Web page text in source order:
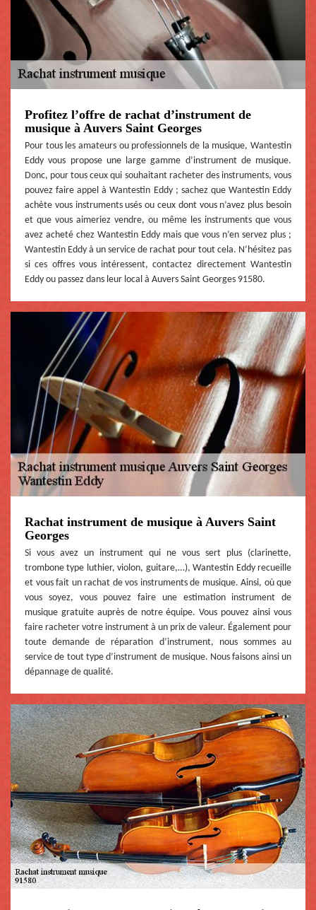
Profitez l’offre de rachat d’instrument de
musique à Auvers Saint Georges
Pour tous les amateurs ou professionnels de la musique, Wantestin
Eddy vous propose une large gamme d’instrument de musique.
Donc, pour tous ceux qui souhaitant racheter des instruments, vous
pouvez faire appel à Wantestin Eddy ; sachez que Wantestin Eddy
achète vous instruments usés ou ceux dont vous n’avez plus besoin
et que vous aimeriez vendre, ou même les instruments que vous
avez acheté chez Wantestin Eddy mais que vous n’en servez plus ;
Wantestin Eddy à un service de rachat pour tout cela. N’hésitez pas
si ces offres vous intéressent, contactez directement Wantestin
Eddy ou passez dans leur local à Auvers Saint Georges 91580.
Rachat instrument de musique à Auvers Saint
Georges
Si vous avez un instrument qui ne vous sert plus (clarinette,
trombone type luthier, violon, guitare,…), Wantestin Eddy recueille
et vous fait un rachat de vos instruments de musique. Ainsi, où que
vous soyez, vous pouvez faire une estimation instrument de
musique gratuite auprès de notre équipe. Vous pouvez ainsi vous
faire racheter votre instrument à un prix de valeur. Également pour
toute demande de réparation d’instrument, nous sommes au
service de tout type d’instrument de musique. Nous faisons ainsi un
dépannage de qualité.